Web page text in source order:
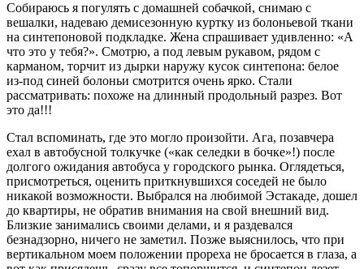
Собираюсь я погулять с домашней собачкой, снимаю с
вешалки, надеваю демисезонную куртку из болоньевой ткани
на синтепоновой подкладке. Жена спрашивает удивленно: «А
что это у тебя?». Смотрю, а под левым рукавом, рядом с
карманом, торчит из дырки наружу кусок синтепона: белое
из-под синей болоньи смотрится очень ярко. Стали
рассматривать: похоже на длинный продольный разрез. Вот
это да!!!
Стал вспоминать, где это могло произойти. Ага, позавчера
ехал в автобусной толкучке («как селедки в бочке»!) после
долгого ожидания автобуса у городского рынка. Оглядеться,
присмотреться, оценить приткнувшихся соседей не было
никакой возможности. Выбрался на любимой Эстакаде, дошел
до квартиры, не обратив внимания на свой внешний вид.
Близкие занимались своими делами, и я раздевался
безнадзорно, ничего не заметил. Позже выяснилось, что при
вертикальном моем положении прореха не бросается в глаза, а